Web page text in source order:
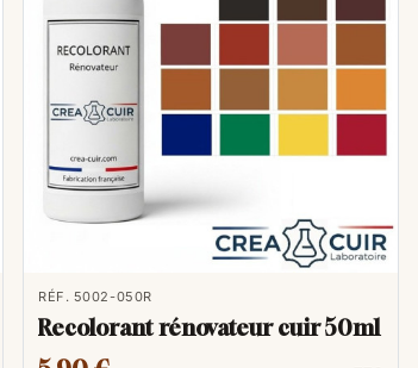
RÉF. 5002-050R
Recolorant rénovateur cuir 50ml